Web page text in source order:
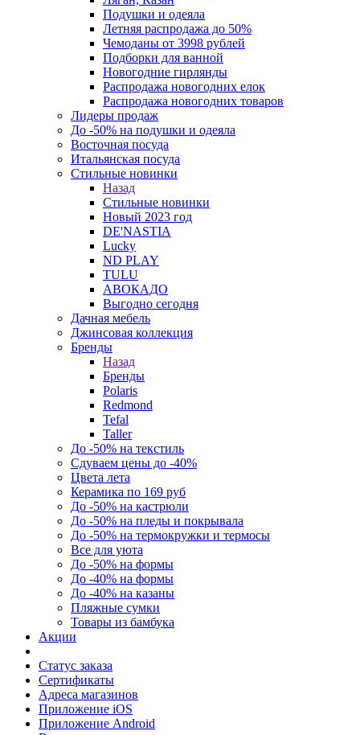
Подушки и одеяла
Летняя распродажа до 50%
Чемоданы от 3998 рублей
Подборки для ванной
Новогодние гирлянды
Распродажа новогодних елок
Распродажа новогодних товаров
Лидеры продаж
До -50% на подушки и одеяла
Восточная посуда
Итальянская посуда
Стильные новинки
Назад
Стильные новинки
Новый 2023 год
DE'NASTIA
Lucky
ND PLAY
TULU
АВОКАДО
Выгодно сегодня
Дачная мебель
Джинсовая коллекция
Бренды
Назад
Бренды
Polaris
Redmond
Tefal
Taller
До -50% на текстиль
Сдуваем цены до -40%
Цвета лета
Керамика по 169 руб
До -50% на кастрюли
До -50% на пледы и покрывала
До -50% на термокружки и термосы
Все для уюта
До -50% на формы
До -40% на формы
До -40% на казаны
Пляжные сумки
Товары из бамбука
Акции
Статус заказа
Сертификаты
Адреса магазинов
Приложение iOS
Приложение Android